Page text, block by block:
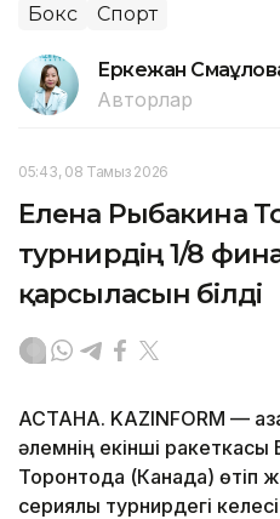
Бокс Спорт
Еркежан
Авторлар
05:43, 08 Тамыз 2026
Елена Рыбакина
турнирдің 1/8
қарсыласын білді
АСТАНА. KAZINFORM —
әлемнің екінші
Торонтода (Канада) өтіп
сериялы турнирдегі